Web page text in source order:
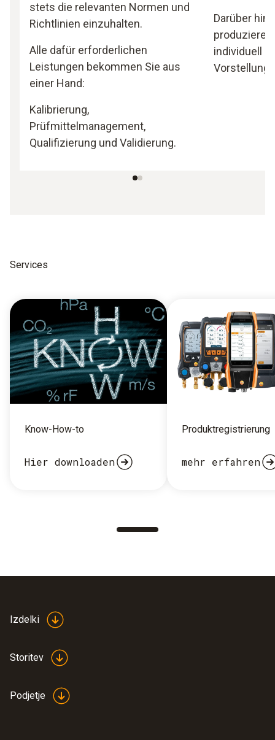
stets die relevanten Normen und
Richtlinien einzuhalten.
Alle dafür erforderlichen
Leistungen bekommen Sie aus
einer Hand:
Kalibrierung,
Prüfmittelmanagement,
Qualifizierung und Validierung.
Darüber
produzieren
individuell
Services
Know-How-to
Hier downloaden
Produktregistrierung
mehr erfahren
Izdelki
Storitev
Podjetje